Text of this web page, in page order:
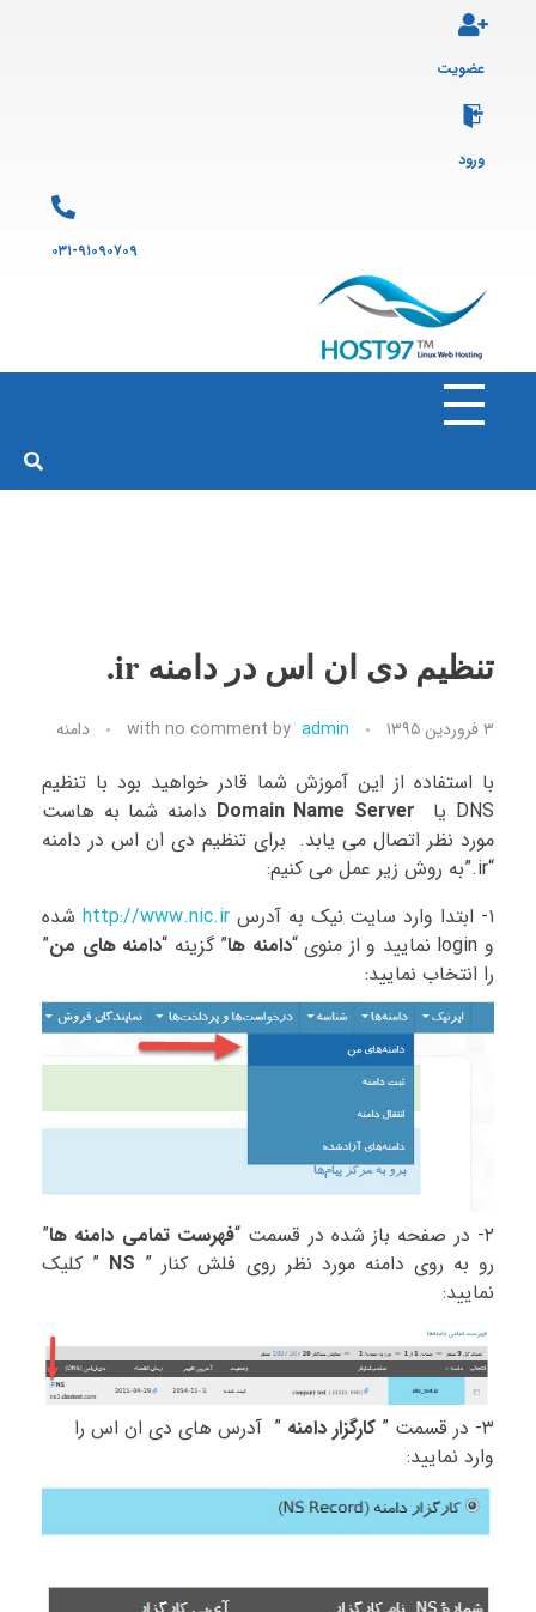
عضویت
ورود
۰۳۱-۹۱۰۹۰۷۰۹
هاست ۹۷ارائه سرویس هاست لینوکس و ثبت دامنه
تنظیم دی ان اس در دامنه ir.
۳ فروردین ۱۳۹۵ by admin
with no comment دامنه
با استفاده از این آموزش شما قادر خواهید بود با تنظیم
DNS یا
Domain Name Server دامنه شما به هاست
مورد نظر اتصال می یابد. برای تنظیم دی ان اس در دامنه
“ir.”به روش زیر عمل می کنیم:
۱- ابتدا وارد سایت نیک به آدرس
http://www.nic.ir شده
و login نمایید و از منوی “
دامنه ها” گزینه “دامنه های من”
را انتخاب نمایید:
۲- در صفحه باز شده در قسمت “ فهرست تمامی دامنه ها”
رو به روی دامنه مورد نظر روی فلش کنار ” NS ” کلیک
نمایید:
۳- در قسمت ” کارگزار دامنه ” آدرس های دی ان اس را
وارد نمایید: